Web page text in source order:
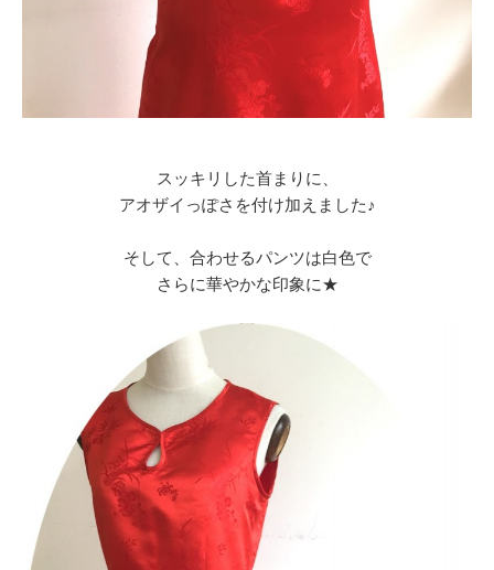
スッキリした首まりに、
アオザイっぽさを付け加えました♪
そして、合わせるパンツは白色で
さらに華やかな印象に★